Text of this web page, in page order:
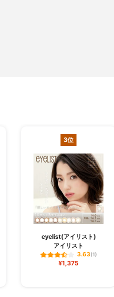
3位
eyelist(アイリスト)
アイリスト
3.63(1)
¥1,375